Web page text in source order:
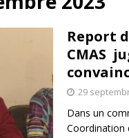
Report
CMAS
29
Dans un
Coordination